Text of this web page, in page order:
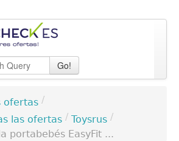
Go!
ofertas /
las ofertas / Toysrus /
portabebés EasyFit ...